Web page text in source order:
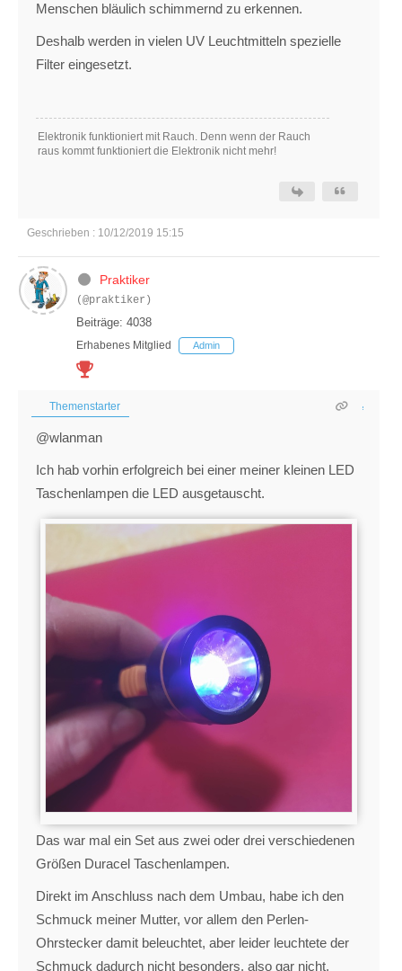
Menschen bläulich schimmernd zu erkennen.
Deshalb werden in vielen UV Leuchtmitteln spezielle
Filter eingesetzt.
Elektronik funktioniert mit Rauch. Denn wenn der Rauch
raus kommt funktioniert die Elektronik nicht mehr!
Geschrieben : 10/12/2019 15:15
Praktiker
(@praktiker)
Beiträge: 4038
Erhabenes Mitglied Admin
Themenstarter
@wlanman
Ich hab vorhin erfolgreich bei einer meiner kleinen LED
Taschenlampen die LED ausgetauscht.
Das war mal ein Set aus zwei oder drei verschiedenen
Größen Duracel Taschenlampen.
Direkt im Anschluss nach dem Umbau, habe ich den
Schmuck meiner Mutter, vor allem den Perlen-
Ohrstecker damit beleuchtet, aber leider leuchtete der
Schmuck dadurch nicht besonders, also gar nicht.